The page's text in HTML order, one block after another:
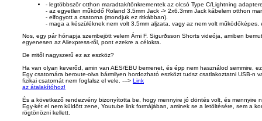
- legtöbbször otthon maradtak/tönkrementek az olcsó Type C/Lightning
- az egyetlen működő Roland 3.5mm Jack -> 2x6.3mm Jack kábelem otthon
- elfogyott a csatorna (mondjuk ez ritkábban).
- maga a készüléknek nem volt 3.5mm aljzata, vagy az nem volt működőképes,
Nos, egy pár hónapja szembejött velem Árni F. Sigurðsson Shorts videója, amiben
egyenesen az Aliexpress-ről, pont ezekre a célokra.
De mitől nagyszerű ez az eszköz?
Ha van olyan keverőd, amin van AES/EBU bemenet, és épp nem használod semmire,
Egy csatornára beroute-olva bármilyen hordozható eszközt tudsz csatlakoztatni USB-n
fizikai csatornát nem foglalsz el vele. ---> Link
az átalakítóhoz!
És a következő rendezvény bizonyította be, hogy mennyire jó döntés volt, és mennyire
Egy-két el nem küldött zene, Youtube link formájában, aminek se a letöltésére, sem a
rögtönözni kellett.